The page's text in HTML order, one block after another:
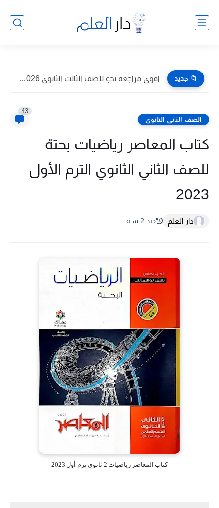
📁 جديد اقوى مراجعة نحو للصف الثالث الثانوى 2026 pdf اعداد توجيه...
الصف الثانى الثانوى
43
كتاب المعاصر رياضيات بحتة
للصف الثاني الثانوي الترم الأول
2023
دار العلم منذ 2 سنة
كتاب المعاصر رياضيات 2 ثانوي ترم أول 2023